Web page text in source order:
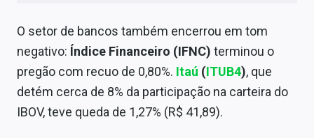
O setor de bancos também encerrou em tom
negativo: Índice Financeiro (IFNC) terminou o
pregão com recuo de 0,80%. Itaú (ITUB4), que
detém cerca de 8% da participação na carteira do
IBOV, teve queda de 1,27% (R$ 41,89).